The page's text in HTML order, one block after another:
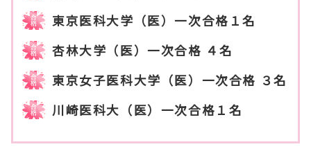
東京医科大学（医）一次合格１名
杏林大学（医）一次合格 ４名
東京女子医科大学（医）一次合格 ３名
川崎医科大（医）一次合格１名